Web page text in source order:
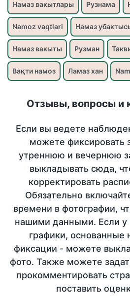
Намаз вакытлары Рузнама
Namoz vaqtlari Намаз
Намаз вакыты Рузман
Вақти намоз Ламаз хан
Отзывы, вопросы и
Если вы ведете
можете фиксировать
утреннюю и вечернюю
выкладывать сюда,
корректировать
Обязательно
времени в фотографии,
нашими данными. Если у
графики, основанные
фиксации - можете
фото. Также можете
прокомментировать
поставить